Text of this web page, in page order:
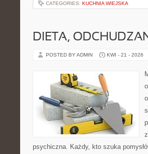
CATEGORIES: KUCHNIA WIEJSKA
DIETA,
POSTED BY ADMIN KWI - 21 - 2026
psychiczna. Każdy, kto szuka